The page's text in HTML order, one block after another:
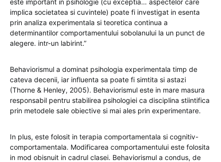
implica societatea si cuvintele) poate fi investigat in esenta
prin analiza experimentala si teoretica continua a
determinantilor comportamentului sobolanului la un punct de
alegere. intr-un labirint.”
Behaviorismul a dominat psihologia experimentala timp de
cateva decenii, iar influenta sa poate fi simtita si astazi
(Thorne & Henley, 2005). Behaviorismul este in mare masura
responsabil pentru stabilirea psihologiei ca disciplina stiintifica
prin metodele sale obiective si mai ales prin experimentare.
In plus, este folosit in terapia comportamentala si cognitiv-
comportamentala. Modificarea comportamentului este folosita
in mod obisnuit in cadrul clasei. Behaviorismul a condus, de